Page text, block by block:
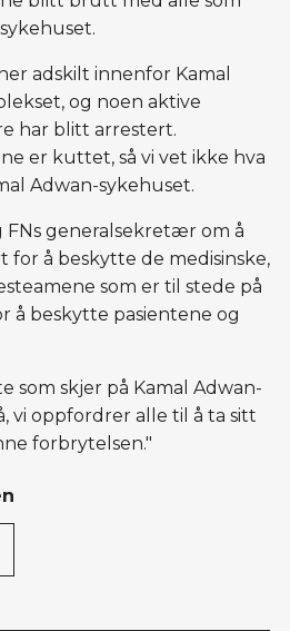
adskilt innenfor Kamal
og noen aktive
har blitt arrestert.
er kuttet, så vi vet ikke hva
Adwan-sykehuset.
FNs generalsekretær om å
å beskytte de medisinske,
som er til stede på
å beskytte pasientene og
som skjer på Kamal Adwan-
vi oppfordrer alle til å ta sitt
forbrytelsen."